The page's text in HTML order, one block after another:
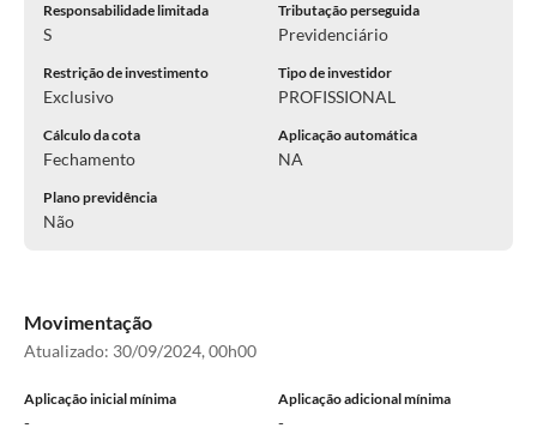
Responsabilidade limitada
S
Tributação perseguida
Previdenciário
Restrição de investimento
Exclusivo
Tipo de investidor
PROFISSIONAL
Cálculo da cota
Fechamento
Aplicação automática
NA
Plano previdência
Não
Movimentação
Atualizado: 30/09/2024, 00h00
Aplicação inicial mínima
-
Aplicação adicional mínima
-